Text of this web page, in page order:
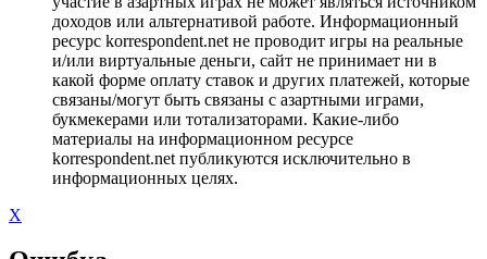
доходов или альтернативой работе. Информационный
ресурс korrespondent.net не проводит игры на реальные
и/или виртуальные деньги, сайт не принимает ни в
какой форме оплату ставок и других платежей, которые
связаны/могут быть связаны с азартными играми,
букмекерами или тотализаторами. Какие-либо
материалы на информационном ресурсе
korrespondent.net публикуются исключительно в
информационных целях.
X